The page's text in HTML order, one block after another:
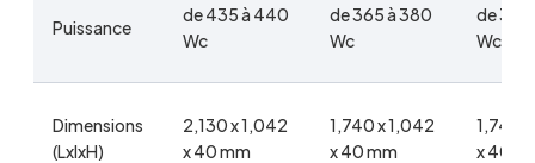
Puissance
de 435 à 440
Wc
de 365 à 380
Wc
de 365
Wc
Dimensions
(LxlxH)
2,130 x 1,042
x 40 mm
1,740 x 1,042
x 40 mm
1,740
x 40